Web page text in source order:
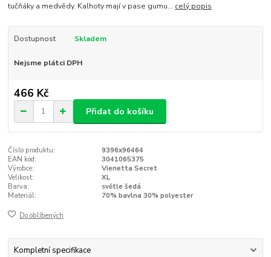
tučňáky a medvědy. Kalhoty mají v pase gumu... celý popis
Dostupnost Skladem
Nejsme plátci DPH
466 Kč
Přidat do košíku
Číslo produktu:
9396x96464
EAN kód:
3041065375
Výrobce:
Vienetta Secret
Velikost:
XL
Barva:
světle šedá
Materiál:
70% bavlna 30% polyester
Do oblíbených
Kompletní specifikace